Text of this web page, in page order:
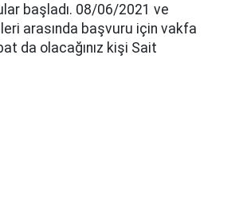
başladı. 08/06/2021 ve
arasında başvuru için vakfa
da olacağınız kişi Sait